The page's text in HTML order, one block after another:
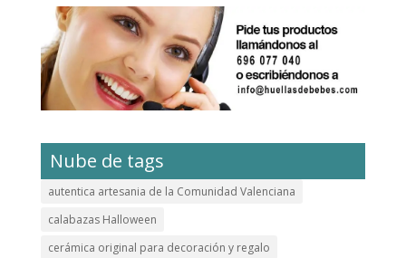
Nube de tags
autentica artesania de la Comunidad Valenciana
calabazas Halloween
cerámica original para decoración y regalo